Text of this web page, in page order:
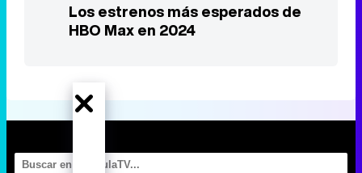
Los estrenos más esperados de
HBO Max en 2024